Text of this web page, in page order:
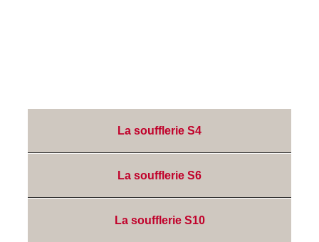
La soufflerie S4
La soufflerie S6
La soufflerie S10